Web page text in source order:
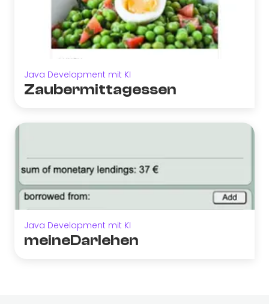
Java Development mit KI
Zaubermittagessen
Java Development mit KI
meineDarlehen